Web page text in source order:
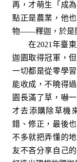
再，才萌生「成
點正是農業，他
物——釋迦，於是
在2021年臺東
迦園取得冠軍，
一切都是從零學
能收成，不曉得
園長滿了草，嚇
才去添購除草機
錯、修正，最後
不多就把弄懂的
友不吝分享自己